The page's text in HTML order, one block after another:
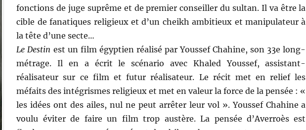
fonctions de juge suprême et de premier conseiller du sultan. Il va être la
cible de fanatiques religieux et d’un cheikh ambitieux et manipulateur à
la tête d’une secte…
Le Destin est un film égyptien réalisé par Youssef Chahine, son 33e long-
métrage. Il en a écrit le scénario avec Khaled Youssef, assistant-
réalisateur sur ce film et futur réalisateur. Le récit met en relief les
méfaits des intégrismes religieux et met en valeur la force de la pensée : «
les idées ont des ailes, nul ne peut arrêter leur vol ». Youssef Chahine a
voulu éviter de faire un film trop austère. La pensée d’Averroès est